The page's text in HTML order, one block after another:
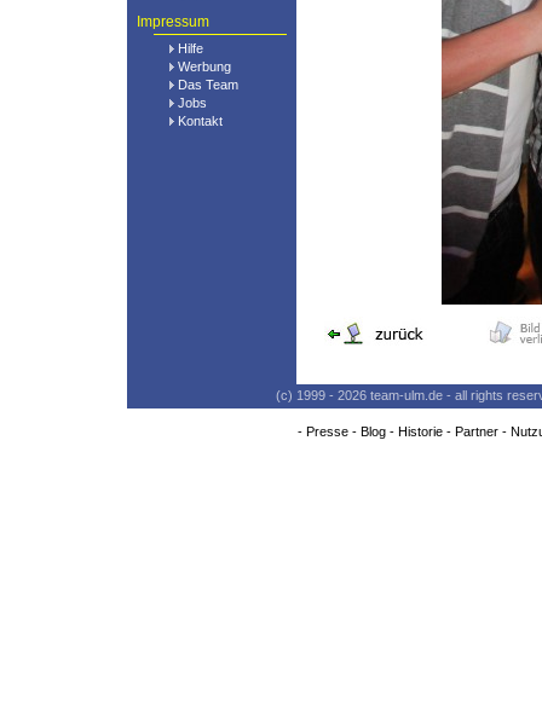
Impressum
Hilfe
Werbung
Das Team
Jobs
Kontakt
(c) 1999 - 2026 team-ulm.de - all rights
- Presse- Blog- Historie- Partner-